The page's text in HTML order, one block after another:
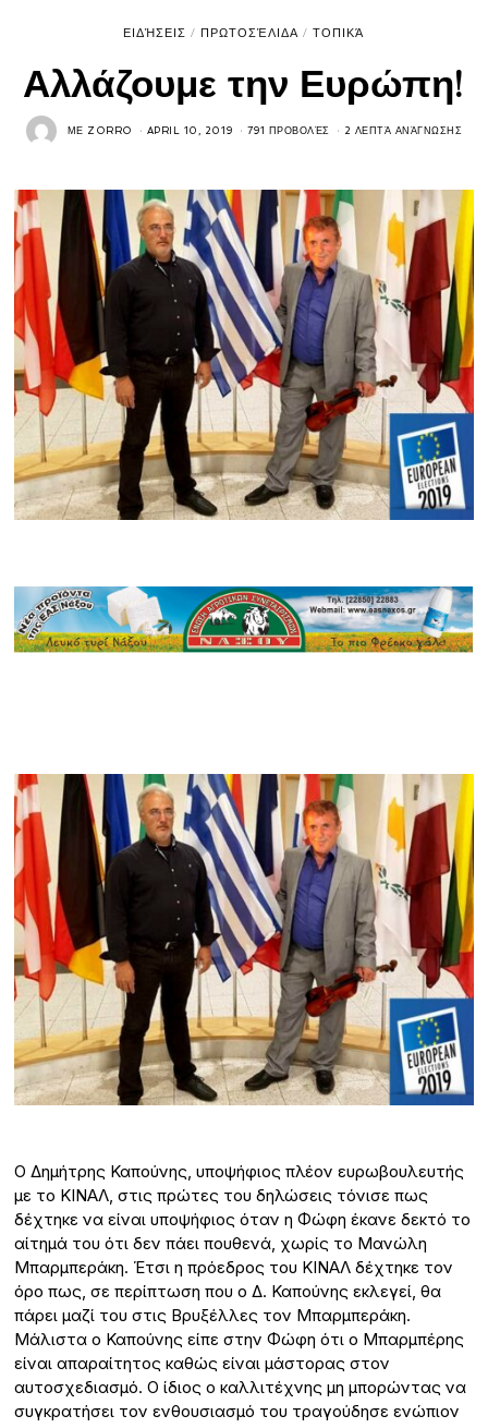
ΕΙΔΉΣΕΙΣ / ΠΡΩΤΟΣΈΛΙΔΑ / ΤΟΠΙΚΆ
Αλλάζουμε την Ευρώπη!
ΜΕ ZORRO APRIL 10, 2019 791 ΠΡΟΒΟΛΈΣ 2 ΛΕΠΤΆ ΑΝΆΓΝΩΣΗΣ
Ο Δημήτρης Καπούνης, υποψήφιος πλέον ευρωβουλευτής
με το ΚΙΝΑΛ, στις πρώτες του δηλώσεις τόνισε πως
δέχτηκε να είναι υποψήφιος όταν η Φώφη έκανε δεκτό το
αίτημά του ότι δεν πάει πουθενά, χωρίς το Μανώλη
Μπαρμπεράκη. Έτσι η πρόεδρος του ΚΙΝΑΛ δέχτηκε τον
όρο πως, σε περίπτωση που ο Δ. Καπούνης εκλεγεί, θα
πάρει μαζί του στις Βρυξέλλες τον Μπαρμπεράκη.
Μάλιστα ο Καπούνης είπε στην Φώφη ότι ο Μπαρμπέρης
είναι απαραίτητος καθώς είναι μάστορας στον
αυτοσχεδιασμό. Ο ίδιος ο καλλιτέχνης μη μπορώντας να
συγκρατήσει τον ενθουσιασμό του τραγούδησε ενώπιον